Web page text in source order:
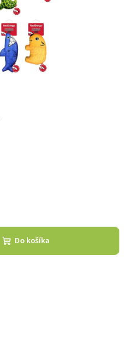
Do košíka